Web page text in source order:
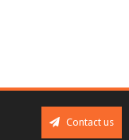
Contact us